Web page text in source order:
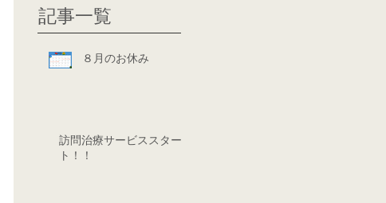
記事一覧
８月のお休み
訪問治療サービススター
ト！！